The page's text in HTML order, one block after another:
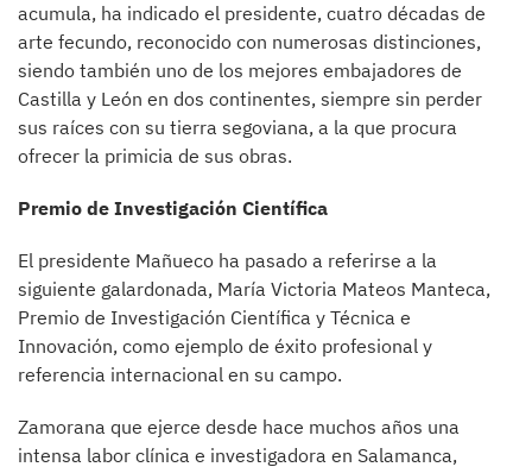
acumula, ha indicado el presidente, cuatro décadas de
arte fecundo, reconocido con numerosas distinciones,
siendo también uno de los mejores embajadores de
Castilla y León en dos continentes, siempre sin perder
sus raíces con su tierra segoviana, a la que procura
ofrecer la primicia de sus obras.
Premio de Investigación Científica
El presidente Mañueco ha pasado a referirse a la
siguiente galardonada, María Victoria Mateos Manteca,
Premio de Investigación Científica y Técnica e
Innovación, como ejemplo de éxito profesional y
referencia internacional en su campo.
Zamorana que ejerce desde hace muchos años una
intensa labor clínica e investigadora en Salamanca,